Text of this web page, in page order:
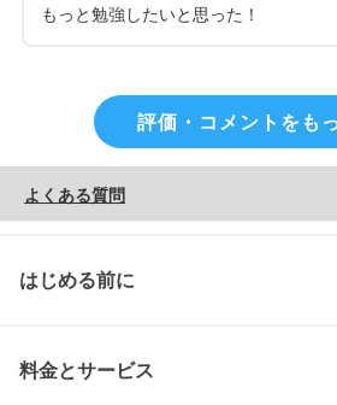
もっと勉強したいと思った！
評価・コメントをも
よくある質問
はじめる前に
料金とサービス